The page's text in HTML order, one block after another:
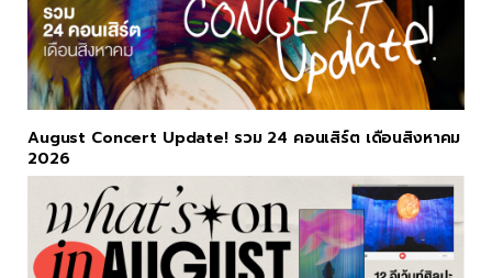
August Concert Update! รวม 24 คอนเสิร์ต เดือนสิงหาคม
2026